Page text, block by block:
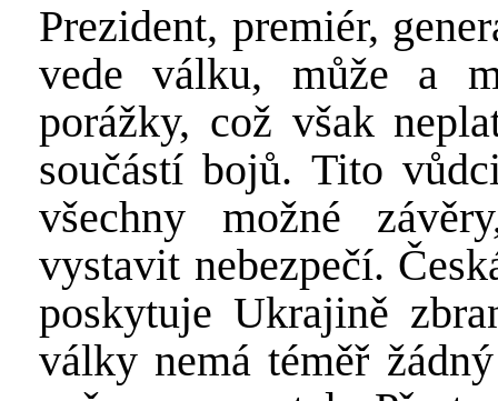
Prezident, premiér,
vede válku, může a
porážky, což však
součástí bojů. Tito
všechny možné
vystavit nebezpečí.
poskytuje Ukrajině
války nemá téměř